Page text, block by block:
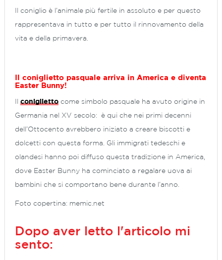
Il coniglio è l’animale più fertile in assoluto e per questo
rappresentava in tutto e per tutto il rinnovamento della
vita e della primavera.
Il coniglietto pasquale arriva in America e diventa
Easter Bunny!
coniglietto come simbolo pasquale ha avuto origine in
Germania nel XV secolo: è qui che nei primi decenni
dell’Ottocento avrebbero iniziato a creare biscotti e
dolcetti con questa forma. Gli immigrati tedeschi e
olandesi hanno poi diffuso questa tradizione in America,
dove Easter Bunny ha cominciato a regalare uova ai
bambini che si comportano bene durante l’anno.
Foto copertina: memic.net
Dopo aver letto l'articolo mi
sento: